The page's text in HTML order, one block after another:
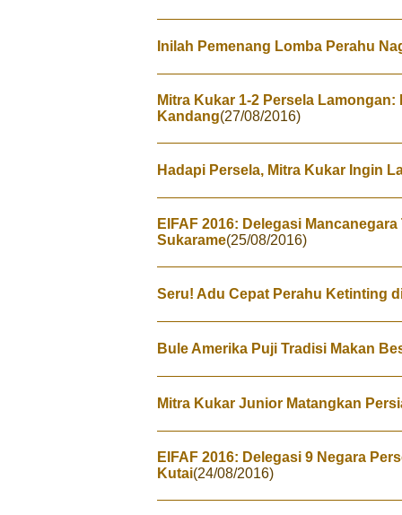
Inilah Pemenang Lomba Perahu
Mitra Kukar 1-2 Persela
Kandang(27/08/2016)
Hadapi Persela, Mitra Kukar Ingin
EIFAF 2016: Delegasi
Sukarame(25/08/2016)
Seru! Adu Cepat Perahu Ketinting
Bule Amerika Puji Tradisi Makan
Mitra Kukar Junior Matangkan
EIFAF 2016: Delegasi 9 Negara
Kutai(24/08/2016)